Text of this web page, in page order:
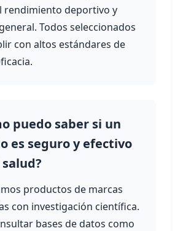
rendimiento deportivo y
Todos seleccionados
con altos estándares de
puedo saber si un
es seguro y efectivo
productos de marcas
con investigación científica.
bases de datos como